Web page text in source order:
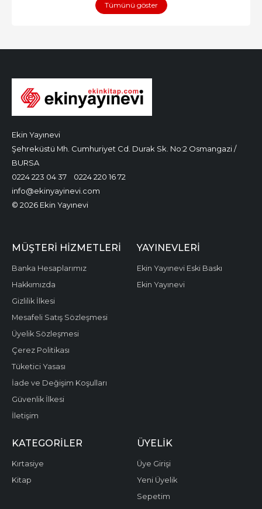
Tümünü göster
Ekin Yayınevi
Şehreküstü Mh. Cumhuriyet Cd. Durak Sk. No:2 Osmangazi /
BURSA
0224 223 04 37
0224 220 16 72
info@ekinyayinevi.com
© 2026 Ekin Yayınevi
MÜŞTERI HIZMETLERI
Banka Hesaplarımız
Hakkımızda
Gizlilik İlkesi
Mesafeli Satış Sözleşmesi
Üyelik Sözleşmesi
Çerez Politikası
Tüketici Yasası
İade ve Değişim Koşulları
Güvenlik İlkesi
İletişim
YAYINEVLERI
Ekin Yayınevi Eski Baskı
Ekin Yayınevi
KATEGORILER
Kırtasiye
Kitap
ÜYELIK
Üye Girişi
Yeni Üyelik
Sepetim